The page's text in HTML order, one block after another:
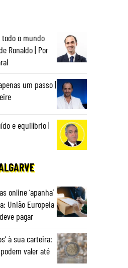
o mundo
Ronaldo | Por
um passo |
e equilíbrio |
online ‘apanha’
União Europeia
pagar
à sua carteira:
valer até